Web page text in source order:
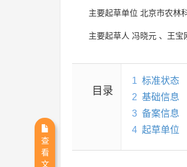
主要起草单位 北京市农林
主要起草人 冯晓元 、 王宝
目录
1 标准状态
2 基础信息
3 备案信息
4 起草单位
查
看
文